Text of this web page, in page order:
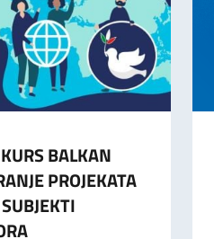
BALKAN
PROJEKATA